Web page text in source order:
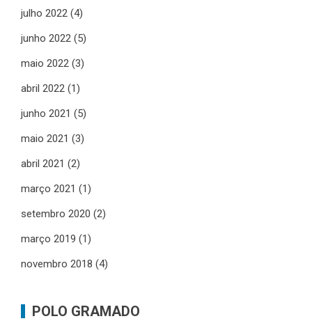
julho 2022 (4)
junho 2022 (5)
maio 2022 (3)
abril 2022 (1)
junho 2021 (5)
maio 2021 (3)
abril 2021 (2)
março 2021 (1)
setembro 2020 (2)
março 2019 (1)
novembro 2018 (4)
POLO GRAMADO